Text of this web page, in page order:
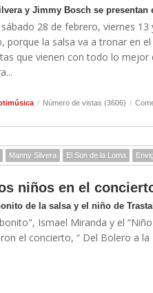
y Jimmy Bosch se presentan
28 de febrero, viernes
porque la salsa va a tronar en
que vienen con todo lo
/ Número de vistas (3606) /
Manny Silvera El Son de la Loma
niños en el
de la salsa y el niño de
Ismael Miranda y el
el concierto, “ Del Bolero a la